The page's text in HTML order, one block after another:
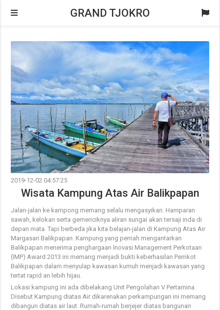
GRAND TJOKRO
2019-12-02 04:57:25
Wisata Kampung Atas Air Balikpapan
Jalan-jalan ke kampong memang selalu mengasyikan. Hamparan
sawah, kelokan serta gemericiknya aliran sungai akan tersaji inda di
depan mata. Tapi berbeda jika kita belajan-jalan di Kampung Atas Air
Margasari Balikpapan. Kampung yang pernah mengantarkan
Balikpapan menerima penghargaan Inovasi Management Perkotaan
(IMP) Award 2013 ini memang menjadi bukti keberhasilan Pemkot
Balikpapan dalam menyulap kawasan kumuh menjadi kawasan yang
tertat rapid an lebih hijau.
Lokasi kampung ini ada dibelakang Unit Pengolahan V Pertamina.
Disebut Kampung diatas Air dikarenakan perkampungan ini memang
dibangun diatas air laut. Rumah-rumah berjejer diatas bangunan